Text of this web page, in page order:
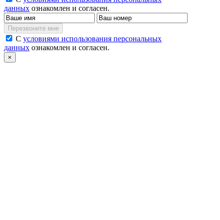
данных ознакомлен и согласен.
Перезвоните мне
С условиями использования персональных
данных ознакомлен и согласен.
×